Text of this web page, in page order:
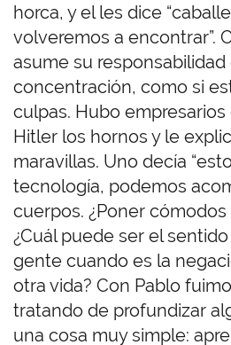
horca, y el les dice
volveremos a encontrar”.
asume su
concentración, como si
culpas. Hubo
Hitler los hornos y le
maravillas. Uno decía
tecnología, podemos
cuerpos. ¿Poner cómodos
¿Cuál puede ser el
gente cuando es la
otra vida? Con Pablo
tratando de profundizar
una cosa muy simple: